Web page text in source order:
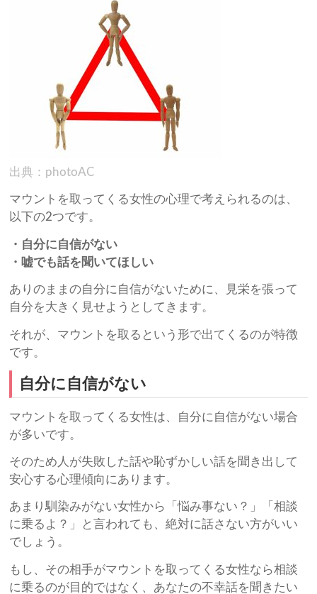
出典：photoAC
マウントを取ってくる女性の心理で考えられるのは、
以下の2つです。
・自分に自信がない
・嘘でも話を聞いてほしい
ありのままの自分に自信がないために、見栄を張って
自分を大きく見せようとしてきます。
それが、マウントを取るという形で出てくるのが特徴
です。
自分に自信がない
マウントを取ってくる女性は、自分に自信がない場合
が多いです。
そのため人が失敗した話や恥ずかしい話を聞き出して
安心する心理傾向にあります。
あまり馴染みがない女性から「悩み事ない？」「相談
に乗るよ？」と言われても、絶対に話さない方がいい
でしょう。
もし、その相手がマウントを取ってくる女性なら相談
に乗るのが目的ではなく、あなたの不幸話を聞きたい